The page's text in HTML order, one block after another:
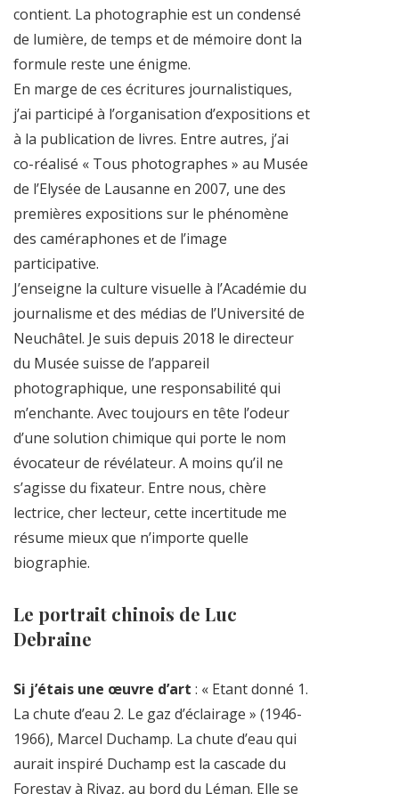
contient. La photographie est un condensé
de lumière, de temps et de mémoire dont la
formule reste une énigme.
En marge de ces écritures journalistiques,
j’ai participé à l’organisation d’expositions et
à la publication de livres. Entre autres, j’ai
co-réalisé « Tous photographes » au Musée
de l’Elysée de Lausanne en 2007, une des
premières expositions sur le phénomène
des caméraphones et de l’image
participative.
J’enseigne la culture visuelle à l’Académie du
journalisme et des médias de l’Université de
Neuchâtel. Je suis depuis 2018 le directeur
du Musée suisse de l’appareil
photographique, une responsabilité qui
m’enchante. Avec toujours en tête l’odeur
d’une solution chimique qui porte le nom
évocateur de révélateur. A moins qu’il ne
s’agisse du fixateur. Entre nous, chère
lectrice, cher lecteur, cette incertitude me
résume mieux que n’importe quelle
biographie.
Le portrait chinois de Luc
Debraine
Si j’étais une œuvre d’art : « Etant donné 1.
La chute d’eau 2. Le gaz d’éclairage » (1946-
1966), Marcel Duchamp. La chute d’eau qui
aurait inspiré Duchamp est la cascade du
Forestay à Rivaz, au bord du Léman. Elle se